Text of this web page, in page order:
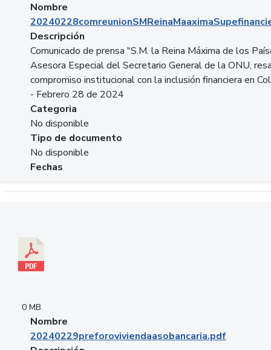
Nombre
Descripción
Comunicado de prensa "S.M. la Reina Máxima de los
Asesora Especial del Secretario General de la ONU,
compromiso institucional con la inclusión financiera en
- Febrero 28 de 2024
Categoria
No disponible
Tipo de documento
No disponible
Fechas
0 MB
Nombre
20240229preforoviviendaasobancaria.pdf